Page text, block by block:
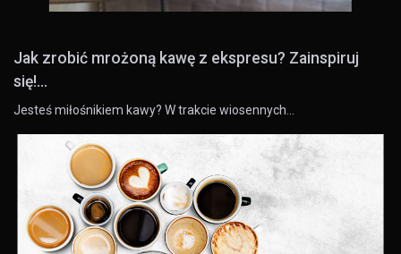
Jak zrobić mrożoną kawę z ekspresu? Zainspiruj
się!...
Jesteś miłośnikiem kawy? W trakcie wiosennych…